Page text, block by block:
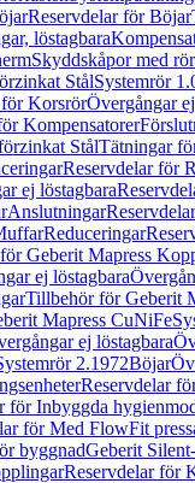
Reservdelar för Böjar
löstagbara
Skyddskåpor med
StålSystemrör
KorsrörÖvergångar
Kompensatorer
StålTätningar
Reservdelar för
ej löstagbara
Anslutningar
Reduceringar
Geberit Mapress
ej löstagbara
Tillbehör för Geberit
Mapress CuNiFe
ej löstagbara
2.1972Böjar
Reservdelar
för Inbyggda
för Med FlowFit
byggnadGeberit
Reservdelar för